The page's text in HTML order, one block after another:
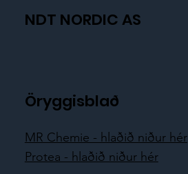
NDT NORDIC AS
Öryggisblað
MR Chemie - hlaðið niður hér
Protea - hlaðið niður hér